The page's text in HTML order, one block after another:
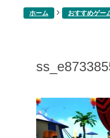
ホーム おすすめゲー